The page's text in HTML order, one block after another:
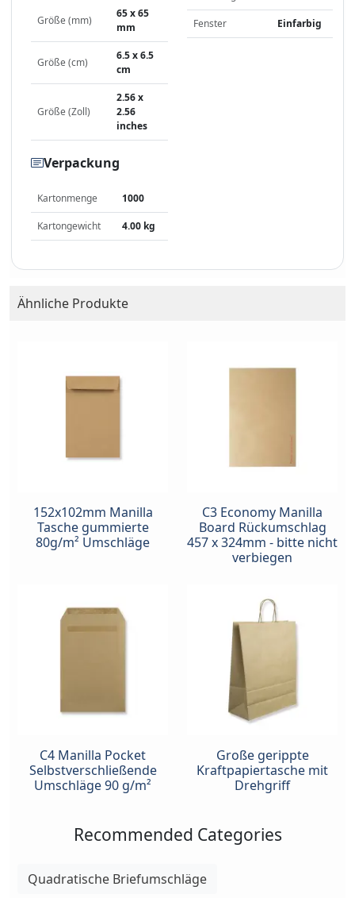
Größe (mm)
65 x 65
mm
Größe (cm)
6.5 x 6.5
cm
Größe (Zoll)
2.56 x
2.56
inches
Fenster Einfarbig
Verpackung
Kartonmenge 1000
Kartongewicht 4.00 kg
Ähnliche Produkte
152x102mm Manilla
Tasche gummierte
80g/m² Umschläge
C3 Economy Manilla
Board Rückumschlag
457 x 324mm - bitte nicht
verbiegen
C4 Manilla Pocket
Selbstverschließende
Umschläge 90 g/m²
Große gerippte
Kraftpapiertasche mit
Drehgriff
Recommended Categories
Quadratische Briefumschläge